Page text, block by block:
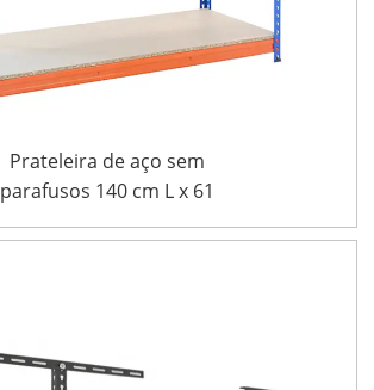
Prateleira de aço sem
parafusos 140 cm L x 61
cm P x 180 cm A, painel
de partículas de 15 mm